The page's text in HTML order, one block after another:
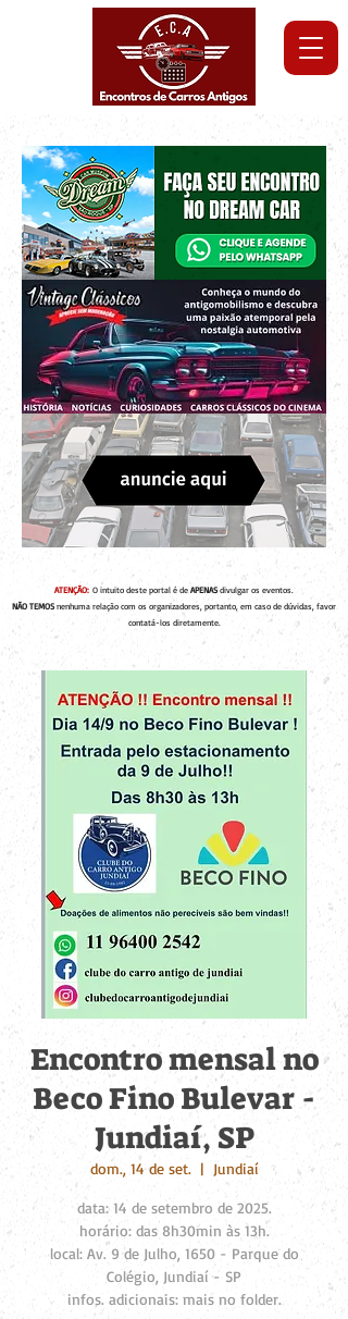
ATENÇÃO: O intuito deste portal é de APENASdivulgar os eventos.
NÃO TEMOS nenhuma relação com os organizadores, portanto, em caso de dúvidas, favor
contatá-los diretamente.
Encontro mensal no
Beco Fino Bulevar -
Jundiaí, SP
dom., 14 de set.
  |
Jundiaí
data: 14 de setembro de 2025.
horário: das 8h30min às 13h.
local: Av. 9 de Julho, 1650 - Parque do
Colégio, Jundiaí - SP
infos. adicionais: mais no folder.